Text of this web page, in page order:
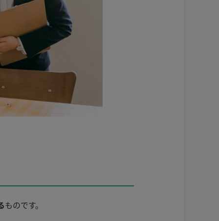
ものです。